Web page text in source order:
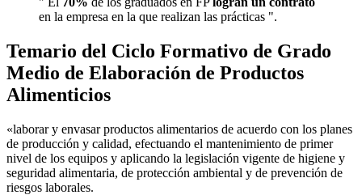
en la empresa en la que realizan las prácticas ".
Temario del Ciclo Formativo de Grado
Medio de Elaboración de Productos
Alimenticios
«laborar y envasar productos alimentarios de acuerdo con los planes
de producción y calidad, efectuando el mantenimiento de primer
nivel de los equipos y aplicando la legislación vigente de higiene y
seguridad alimentaria, de protección ambiental y de prevención de
riesgos laborales.